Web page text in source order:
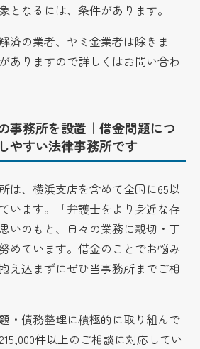
となるには、条件があります。
済の業者、ヤミ金業者は除きま
ありますので詳しくはお問い合わ
事務所を設置｜借金問題につ
やすい法律事務所です
は、横浜支店を含めて全国に65以
います。「弁護士をより身近な存
いのもと、日々の業務に親切・丁
めています。借金のことでお悩み
え込まずにぜひ当事務所までご相
・債務整理に積極的に取り組んで
件以上のご相談に対応してい